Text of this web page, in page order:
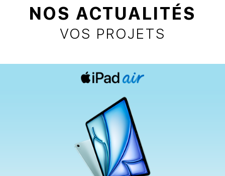
NOS ACTUALITÉS
VOS PROJETS